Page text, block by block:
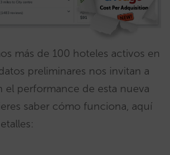
más de 100 hoteles activos en
preliminares nos invitan a
el performance de esta nueva
saber cómo funciona, aquí